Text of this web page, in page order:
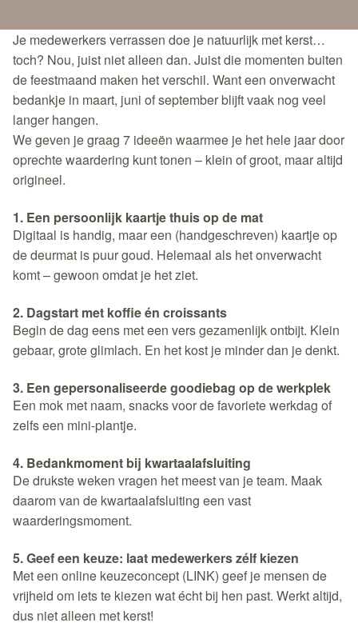
Je medewerkers verrassen doe je natuurlijk met kerst…
toch? Nou, juist niet alleen dan. Juist die momenten buiten
de feestmaand maken het verschil. Want een onverwacht
bedankje in maart, juni of september blijft vaak nog veel
langer hangen.
We geven je graag 7 ideeën waarmee je het hele jaar door
oprechte waardering kunt tonen – klein of groot, maar altijd
origineel.
1. Een persoonlijk kaartje thuis op de mat
Digitaal is handig, maar een (handgeschreven) kaartje op
de deurmat is puur goud. Helemaal als het onverwacht
komt – gewoon omdat je het ziet.
2. Dagstart met koffie én croissants
Begin de dag eens met een vers gezamenlijk ontbijt. Klein
gebaar, grote glimlach. En het kost je minder dan je denkt.
3. Een gepersonaliseerde goodiebag op de werkplek
Een mok met naam, snacks voor de favoriete werkdag of
zelfs een mini-plantje.
4. Bedankmoment bij kwartaalafsluiting
De drukste weken vragen het meest van je team. Maak
daarom van de kwartaalafsluiting een vast
waarderingsmoment.
5. Geef een keuze: laat medewerkers zélf kiezen
Met een online keuzeconcept (LINK) geef je mensen de
vrijheid om iets te kiezen wat écht bij hen past. Werkt altijd,
dus niet alleen met kerst!